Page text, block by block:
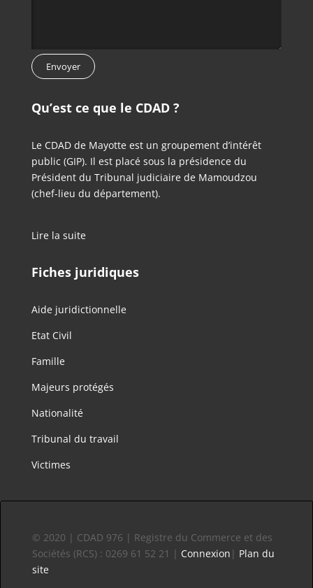
Qu’est ce que le CDAD ?
Le CDAD de Mayotte est un groupement d’intérêt
public (GIP). Il est placé sous la présidence du
Président du Tribunal judiciaire de Mamoudzou
(chef-lieu du département).
Lire la suite
Fiches juridiques
Aide juridictionnelle
Etat Civil
Famille
Majeurs protégés
Nationalité
Tribunal du travail
Victimes
© 2020 | CDAD 976 | Registre du Commerce et des
Sociétés (RCS) : 0269 61 52 21 | Connexion | Plan du
site